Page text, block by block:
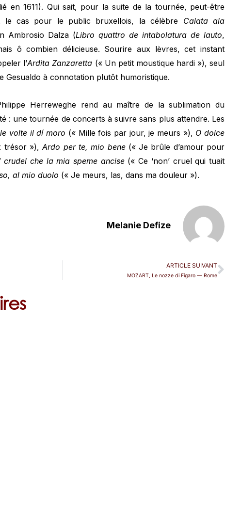
en 1611). Qui sait, pour la suite de la tournée, peut-être
le cas pour le public bruxellois, la célèbre Calata ala
Ambrosio Dalza (Libro quattro de intabolatura de lauto,
ô combien délicieuse. Sourire aux lèvres, cet instant
l’Ardita Zanzaretta (« Un petit moustique hardi »), seul
Gesualdo à connotation plutôt humoristique.
Herreweghe rend au maître de la sublimation du
: une tournée de concerts à suivre sans plus attendre. Les
volte il dí moro (« Mille fois par jour, je meurs »), O dolce
trésor »),Ardo per te, mio bene(« Je brûle d’amour pour
crudel che la mia speme ancise(« Ce ‘non’ cruel qui tuait
al mio duolo (« Je meurs, las, dans ma douleur »).
Melanie Defize
ARTICLE SUIVANT
MOZART, Le nozze di Figaro — Rome